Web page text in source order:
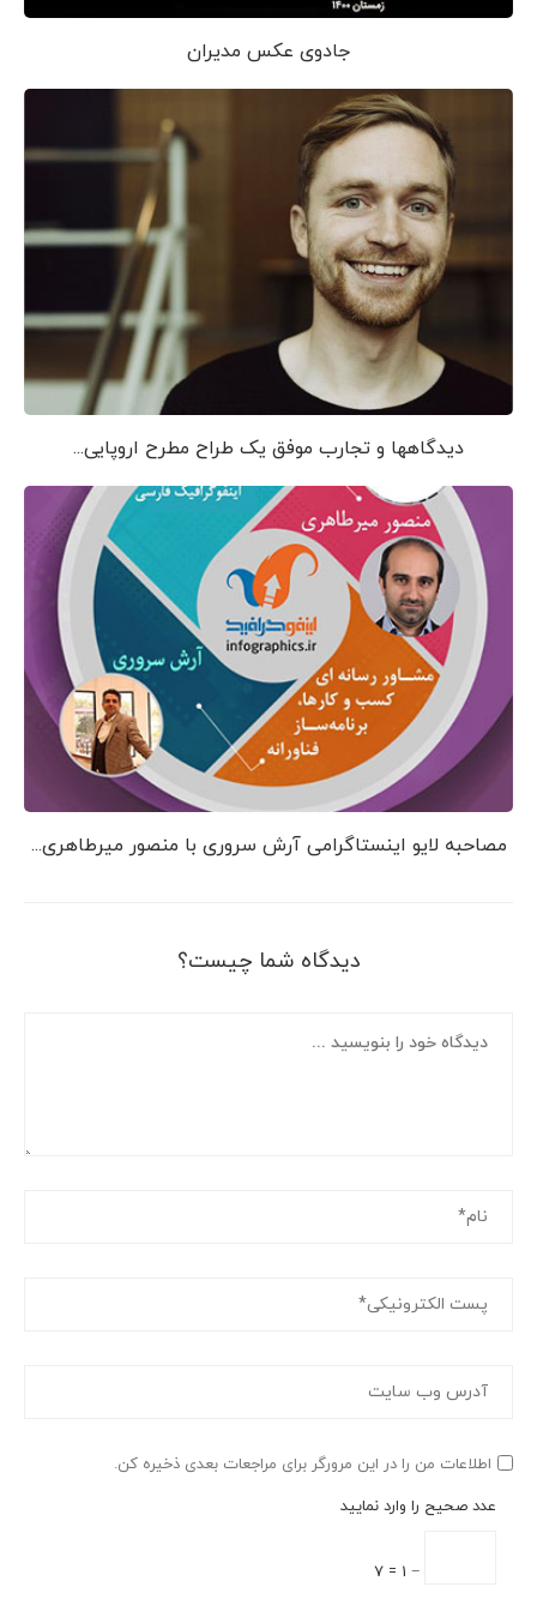
جادوی عکس مدیران
دیدگاهها و تجارب موفق یک طراح مطرح اروپایی...
مصاحبه لایو اینستاگرامی آرش سروری با منصور میرطاهری...
دیدگاه شما چیست؟
اطلاعات من را در این مرورگر برای مراجعات بعدی ذخیره کن.
عدد صحیح را وارد نمایید
− 1 = 7